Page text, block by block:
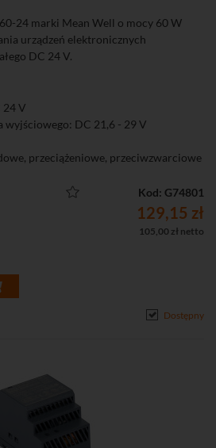
24 marki Mean Well o mocy 60 W
urządzeń elektronicznych
DC 24 V.
24 V
wyjściowego: DC 21,6 - 29 V
przeciążeniowe, przeciwzwarciowe
Kod: G74801
129,15 zł
105,00 zł netto
Dostępny